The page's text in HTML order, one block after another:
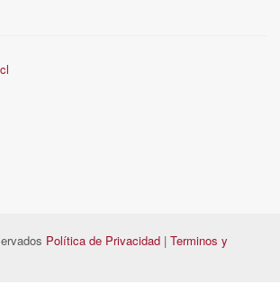
Política de Privacidad | Terminos y